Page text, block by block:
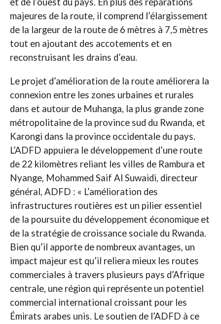
majeures de la route, il comprend l’élargissement
de la largeur de la route de 6 mètres à 7,5 mètres
tout en ajoutant des accotements et en
reconstruisant les drains d’eau.
Le projet d’amélioration de la route améliorera la
connexion entre les zones urbaines et rurales
dans et autour de Muhanga, la plus grande zone
métropolitaine de la province sud du Rwanda, et
Karongi dans la province occidentale du pays.
L’ADFD appuiera le développement d’une route
de 22 kilomètres reliant les villes de Rambura et
Nyange, Mohammed Saif Al Suwaidi, directeur
général, ADFD : « L’amélioration des
infrastructures routières est un pilier essentiel
de la poursuite du développement économique et
de la stratégie de croissance sociale du Rwanda.
Bien qu’il apporte de nombreux avantages, un
impact majeur est qu’il reliera mieux les routes
commerciales à travers plusieurs pays d’Afrique
centrale, une région qui représente un potentiel
commercial international croissant pour les
Émirats arabes unis. Le soutien de l’ADFD à ce